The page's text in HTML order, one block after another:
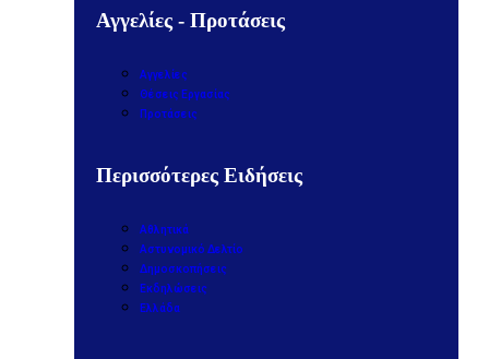
Αγγελίες - Προτάσεις
Αγγελίες
Θέσεις Εργασίας
Προτάσεις
Περισσότερες Ειδήσεις
Αθλητικά
Αστυνομικό Δελτίο
Δημοσκοπήσεις
Εκδηλώσεις
Ελλάδα